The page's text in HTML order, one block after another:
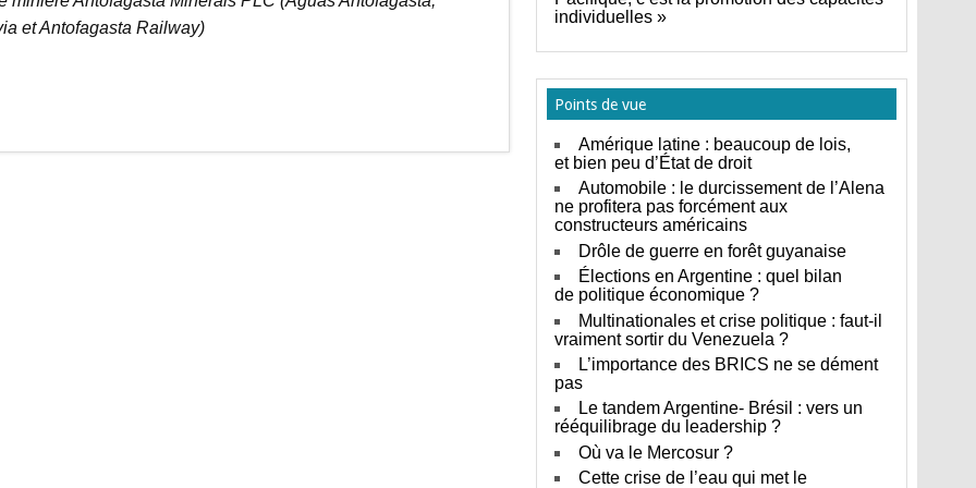
et Antofagasta Railway)
individuelles »
Points de vue
Amérique latine : beaucoup de lois,
et bien peu d’État de droit
Automobile : le durcissement de l’Alena
ne profitera pas forcément aux
constructeurs américains
Drôle de guerre en forêt guyanaise
Élections en Argentine : quel bilan
de politique économique ?
Multinationales et crise politique : faut-il
vraiment sortir du Venezuela ?
L’importance des BRICS ne se dément
pas
Le tandem Argentine- Brésil : vers un
rééquilibrage du leadership ?
Où va le Mercosur ?
Cette crise de l’eau qui met le